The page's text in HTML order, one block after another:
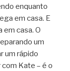
enquanto
em casa. E
em casa. O
um
um rápido
Kate – é o